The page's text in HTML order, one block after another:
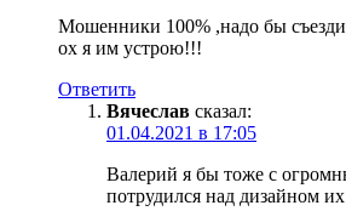
Мошенники 100% ,надо бы
ох я им устрою!!!
Ответить
Вячеслав сказал:
01.04.2021 в 17:05
Валерий я бы тоже с
потрудился над дизайном